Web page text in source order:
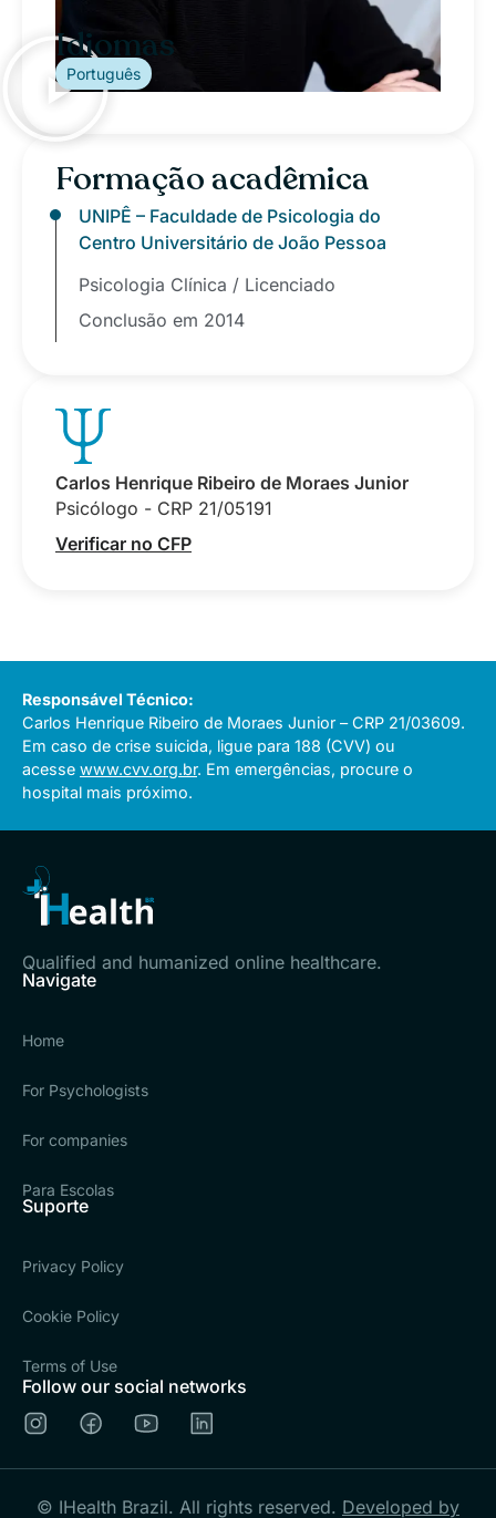
Idiomas
Português
Formação acadêmica
UNIPÊ – Faculdade de Psicologia do
Centro Universitário de João Pessoa
Psicologia Clínica / Licenciado
Conclusão em 2014
Carlos Henrique Ribeiro de Moraes Junior
Psicólogo - CRP 21/05191
Verificar no CFP
Responsável Técnico:
Carlos Henrique Ribeiro de Moraes Junior – CRP 21/03609.
Em caso de crise suicida, ligue para 188 (CVV) ou
acesse www.cvv.org.br. Em emergências, procure o
hospital mais próximo.
Qualified and humanized online healthcare.
Navigate
Home
For Psychologists
For companies
Para Escolas
Suporte
Privacy Policy
Cookie Policy
Terms of Use
Follow our social networks
© IHealth Brazil. All rights reserved. Developed by